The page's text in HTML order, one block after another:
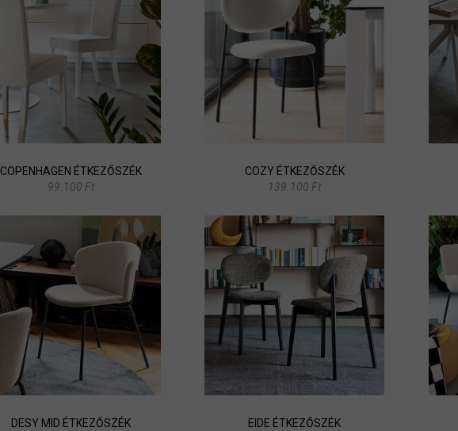
COPENHAGEN ÉTKEZŐSZÉK
99.100 Ft
COZY ÉTKEZŐSZÉK
139.100 Ft
DESY MID ÉTKEZŐSZÉK
EIDE ÉTKEZŐSZÉK